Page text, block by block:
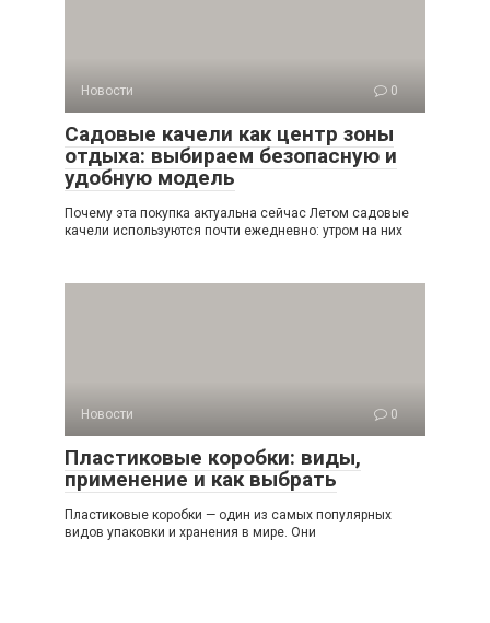
Новости 0
Садовые качели как центр зоны
отдыха: выбираем безопасную и
удобную модель
Почему эта покупка актуальна сейчас Летом садовые
качели используются почти ежедневно: утром на них
Новости 0
Пластиковые коробки: виды,
применение и как выбрать
Пластиковые коробки — один из самых популярных
видов упаковки и хранения в мире. Они